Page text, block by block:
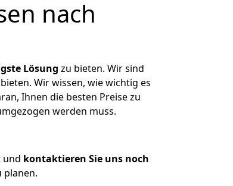
nach
Lösung zu bieten. Wir sind
Wir wissen, wie wichtig es
Ihnen die besten Preise zu
werden muss.
und kontaktieren Sie uns noch
planen.